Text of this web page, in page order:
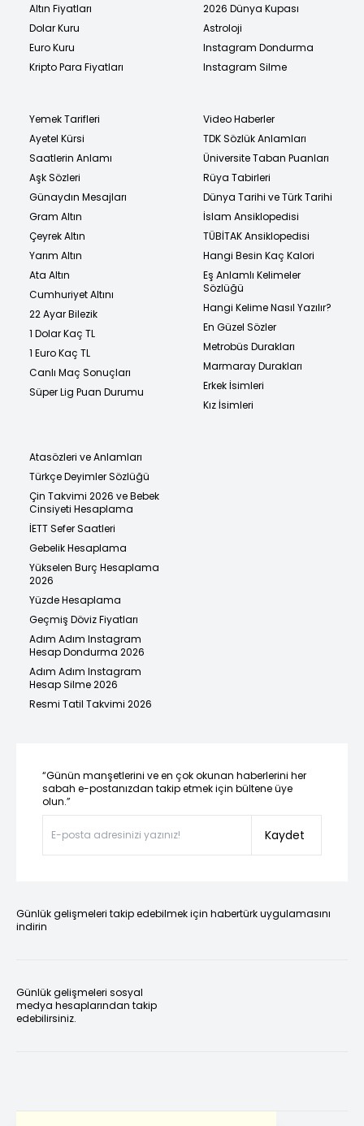
Altın Fiyatları
Dolar Kuru
Euro Kuru
Kripto Para Fiyatları
2026 Dünya Kupası
Astroloji
Instagram Dondurma
Instagram Silme
Yemek Tarifleri
Ayetel Kürsi
Saatlerin Anlamı
Aşk Sözleri
Günaydın Mesajları
Gram Altın
Çeyrek Altın
Yarım Altın
Ata Altın
Cumhuriyet Altını
22 Ayar Bilezik
1 Dolar Kaç TL
1 Euro Kaç TL
Canlı Maç Sonuçları
Süper Lig Puan Durumu
Video Haberler
TDK Sözlük Anlamları
Üniversite Taban Puanları
Rüya Tabirleri
Dünya Tarihi ve Türk Tarihi
İslam Ansiklopedisi
TÜBİTAK Ansiklopedisi
Hangi Besin Kaç Kalori
Eş Anlamlı Kelimeler
Sözlüğü
Hangi Kelime Nasıl Yazılır?
En Güzel Sözler
Metrobüs Durakları
Marmaray Durakları
Erkek İsimleri
Kız İsimleri
Atasözleri ve Anlamları
Türkçe Deyimler Sözlüğü
Çin Takvimi 2026 ve Bebek
Cinsiyeti Hesaplama
İETT Sefer Saatleri
Gebelik Hesaplama
Yükselen Burç Hesaplama
2026
Yüzde Hesaplama
Geçmiş Döviz Fiyatları
Adım Adım Instagram
Hesap Dondurma 2026
Adım Adım Instagram
Hesap Silme 2026
Resmi Tatil Takvimi 2026
“Günün manşetlerini ve en çok okunan haberlerini her
sabah e-postanızdan takip etmek için bültene üye
olun.”
Kaydet
Günlük gelişmeleri takip edebilmek için habertürk uygulamasını
indirin
Günlük gelişmeleri sosyal
medya hesaplarından takip
edebilirsiniz.